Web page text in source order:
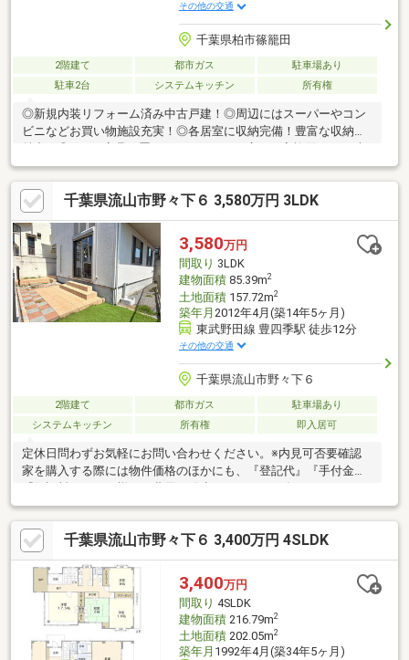
その他の交通
千葉県柏市篠籠田
2階建て 都市ガス
駐車場あり
駐車2台
システムキッチン 所有権
◎新規内装リフォーム済み中古戸建！◎周辺にはスーパーやコン
ビニなどお買い物施設充実！◎各居室に収納完備！豊富な収納が
間をゆったり過ごすことができますね！◎子育てしやすい住環
境！◎家事動線に配慮した間取りです！◎広めの屋根裏収納付！
季節物の収納や趣味のお部屋など、用途いろいろです！【リフォ
ーム内容】・システムキッチン交換・ユニットバス交換・洗面化
粧台交換・トイレ交換・給湯機交換・フフロアタイル、CF、クロ
ス、建具交換・外構工事・ハウスクリーニングなど
千葉県流山市野々下６ 3,580万円 3LDK
3,580万円
間取り 3LDK
建物面積85.39m2
土地面積157.72m2
築年月 2012年4月(築14年5ヶ月)
東武野田線 豊四季駅 徒歩12分
その他の交通
千葉県流山市野々下６
2階建て 都市ガス
駐車場あり
システムキッチン
所有権 即入居可
定休日問わずお気軽にお問い合わせください。※内見可否要確認
家を購入する際には物件価格のほかにも、『登記代』『手付金』
か？一般的には物件価格の１割～２割が物件価格に上乗せで必要
です。しかし、それらを全て自己資金でカバーするのは難し
い！！！！ご安心ください！『株式会社 六華リアルエステー
ト』は資金調達に自信があります！☆他社で断られた・転職した
て・借入がある・年収が不安な方ご相談ください♪☆住宅ローン
通過率９0％以上！☆頭金0円全額ローン可能♪☆単身者・シング
ルマザーの方もお任せください！
千葉県流山市野々下６ 3,400万円 4SLDK
3,400万円
間取り 4SLDK
建物面積216.79m2
土地面積202.05m2
築年月 1992年4月(築34年5ヶ月)